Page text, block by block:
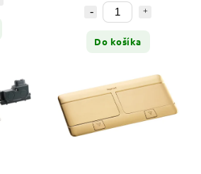
Do košíka